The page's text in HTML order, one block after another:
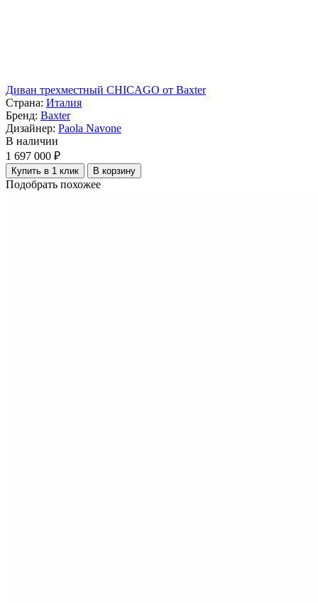
Диван трехместный CHICAGO от Baxter
Страна: Италия
Бренд: Baxter
Дизайнер: Paola Navone
В наличии
1 697 000 ₽
Купить в 1 клик В корзину
Подобрать похожее